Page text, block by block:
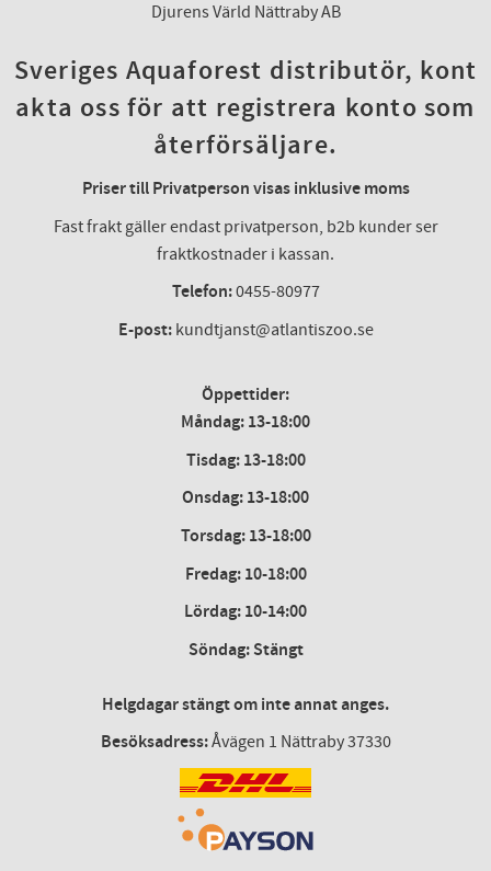
Djurens Värld Nättraby AB
Sveriges Aquaforest distributör, kont
akta oss för att registrera konto som
återförsäljare.
Priser till Privatperson visas inklusive moms
Fast frakt gäller endast privatperson, b2b kunder ser
fraktkostnader i kassan.
Telefon:0455-80977
E-post:kundtjanst@atlantiszoo.se
Öppettider:
Måndag: 13-18:00
Tisdag: 13-18:00
Onsdag:13-18:00
Torsdag:13-18:00
Fredag:10-18:00
Lördag: 10-14:00
Söndag: Stängt
Helgdagar stängt om inte annat anges.
Besöksadress:Åvägen 1 Nättraby 37330